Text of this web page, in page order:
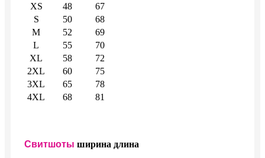
XS 48
67
S
50
68
M
52
69
L
55
70
XL
58
72
2XL
60
75
3XL
65
78
4XL
68 81
Свитшоты ширина длина